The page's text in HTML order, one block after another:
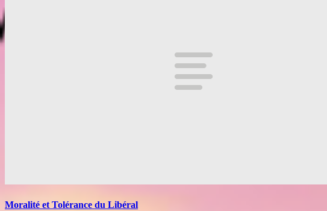
Moralité et Tolérance du Libéral